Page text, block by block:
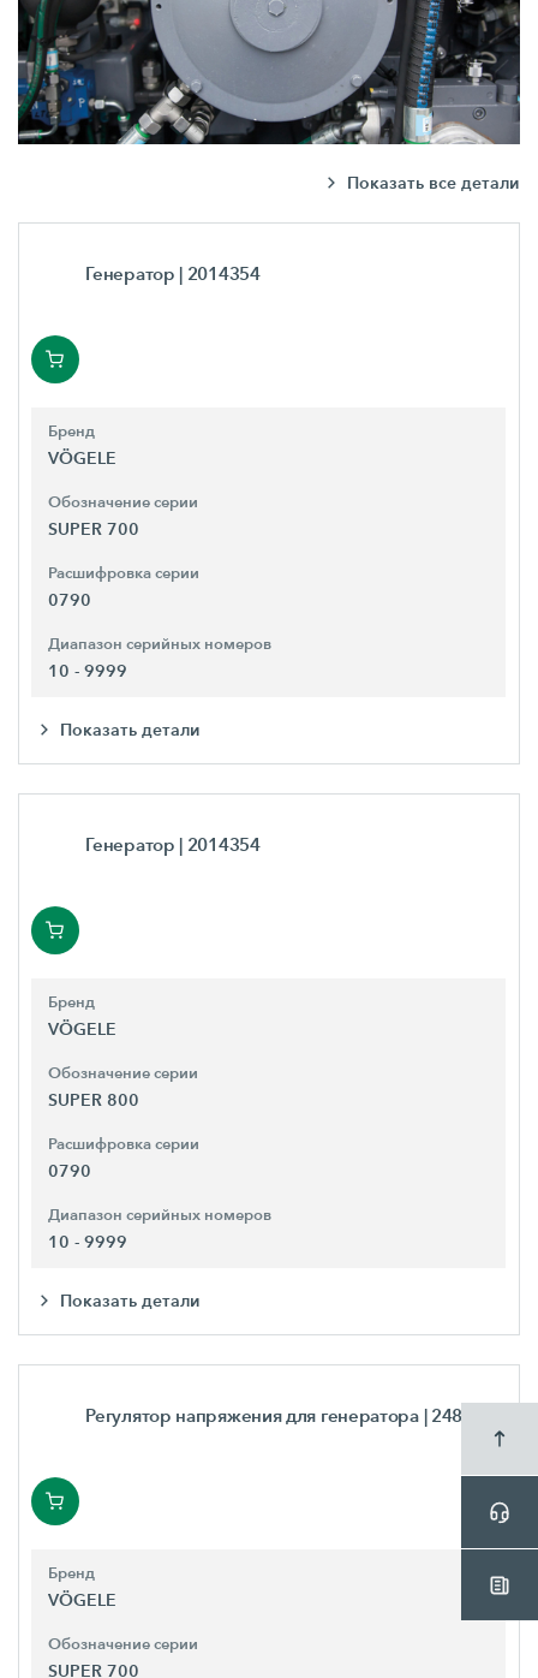
Показать все детали
Генератор | 2014354
Бренд
VÖGELE
Обозначение серии
SUPER 700
Расшифровка серии
0790
Диапазон серийных номеров
10 - 9999
Показать детали
Генератор | 2014354
Бренд
VÖGELE
Обозначение серии
SUPER 800
Расшифровка серии
0790
Диапазон серийных номеров
10 - 9999
Показать детали
Регулятор напряжения для генератора | 2489382
Бренд
VÖGELE
Обозначение серии
SUPER 700